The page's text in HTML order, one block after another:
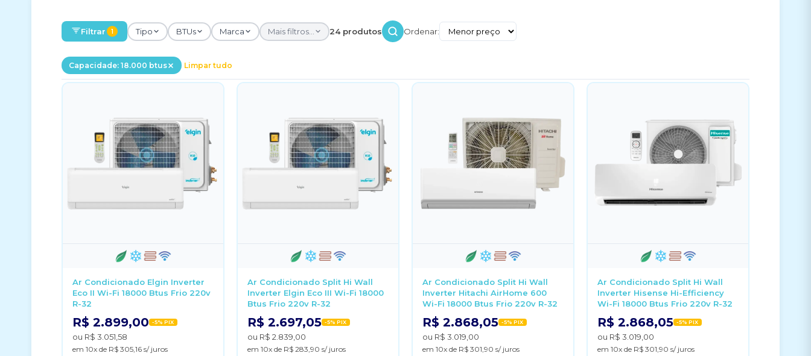
Filtrar 1 Tipo BTUs Marca Mais filtros... 24 produtos Ordenar:
Capacidade: 18.000 btus Limpar tudo
Ar Condicionado Elgin Inverter
Eco II Wi-Fi 18000 Btus Frio 220v
R-32
R$ 2.899,00 -5% PIX
ou R$ 3.051,58
em 10x de R$ 305,16 s/ juros
Ar Condicionado Split Hi Wall
Inverter Elgin Eco III Wi-Fi 18000
Btus Frio 220v R-32
R$ 2.697,05 -5% PIX
ou R$ 2.839,00
em 10x de R$ 283,90 s/ juros
Ar Condicionado Split Hi Wall
Inverter Hitachi AirHome 600
Wi-Fi 18000 Btus Frio 220v R-32
R$ 2.868,05 -5% PIX
ou R$ 3.019,00
em 10x de R$ 301,90 s/ juros
Ar Condicionado Split Hi Wall
Inverter Hisense Hi-Efficiency
Wi-Fi 18000 Btus Frio 220v R-32
R$ 2.868,05 -5% PIX
ou R$ 3.019,00
em 10x de R$ 301,90 s/ juros